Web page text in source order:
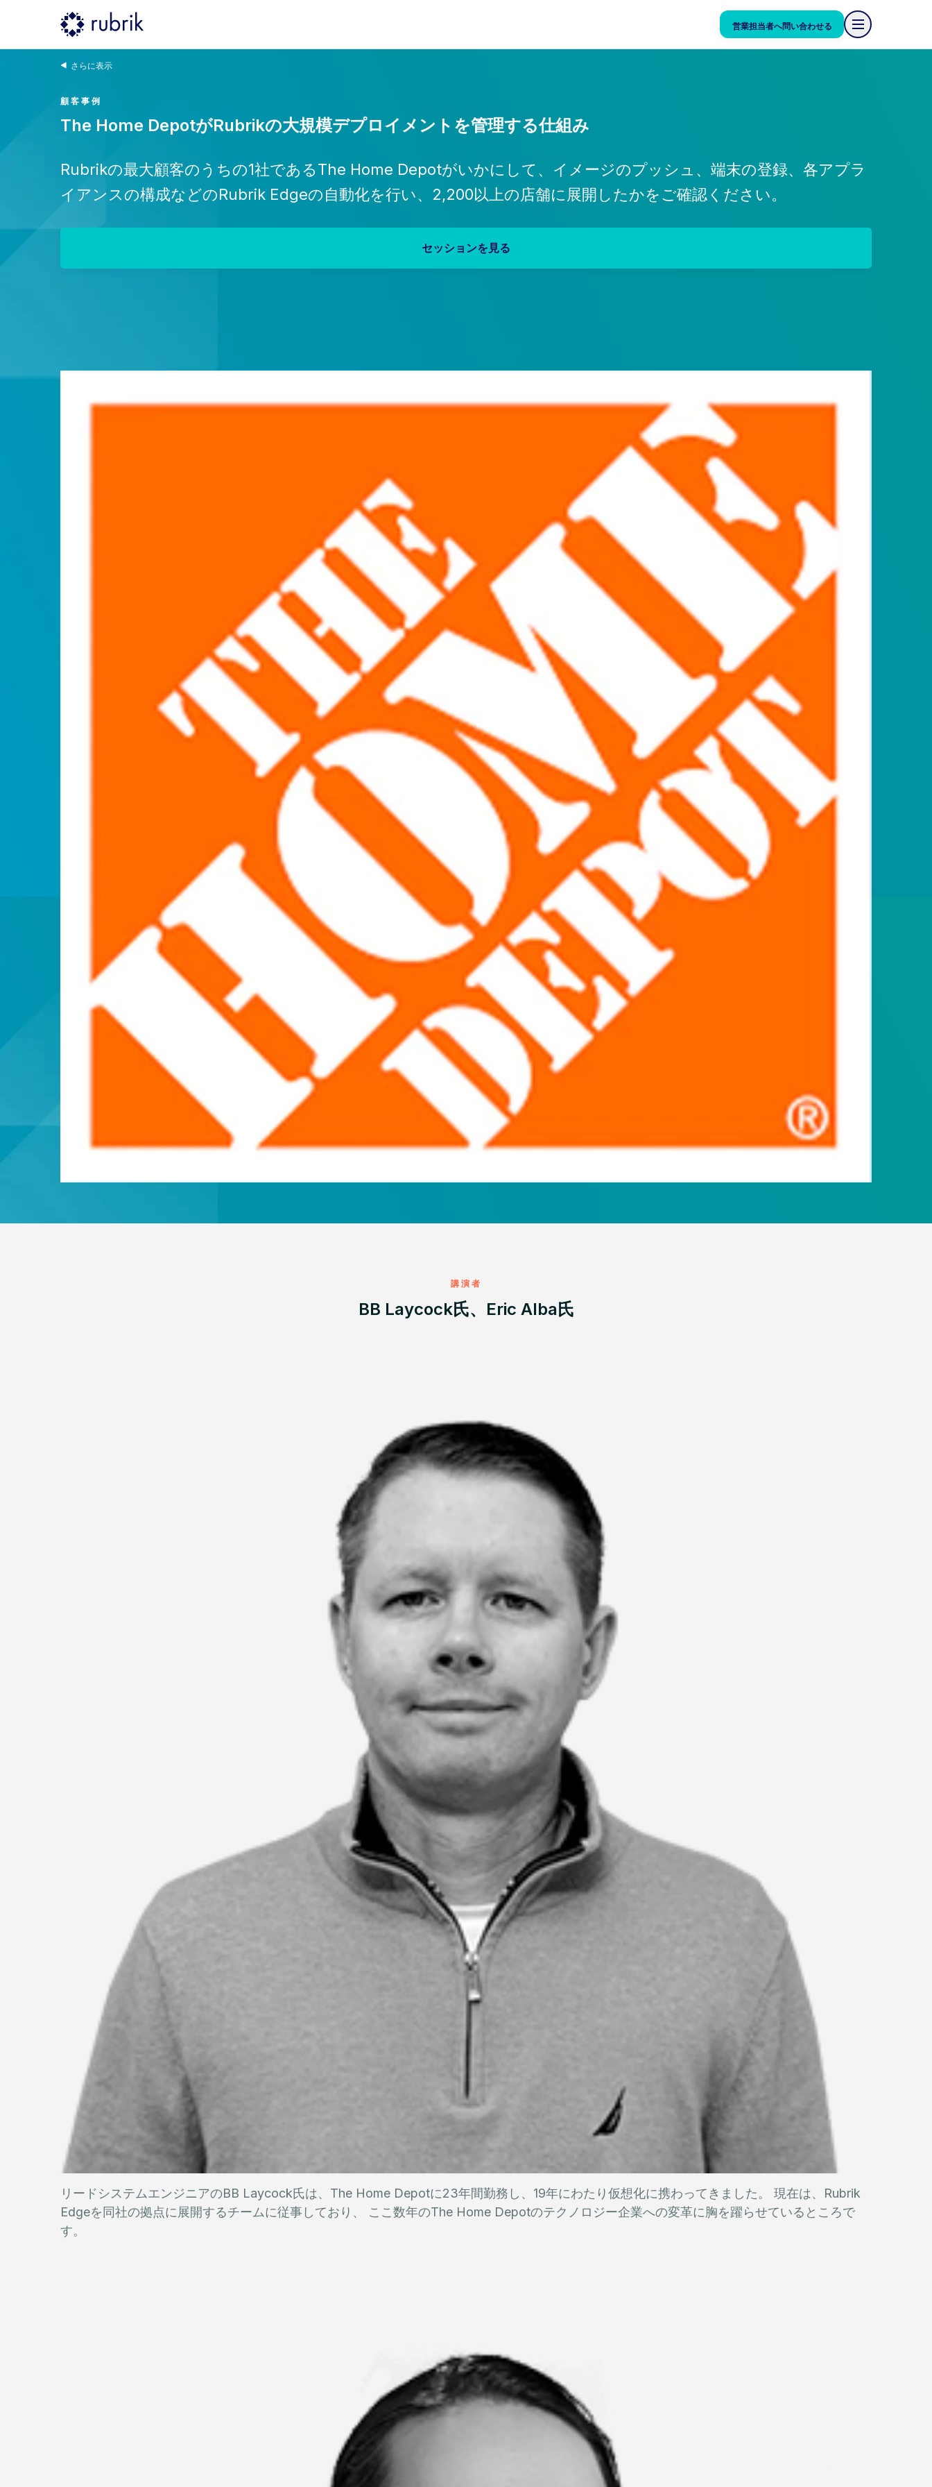
営業担当者へ問い合わせる
さらに表示
顧客事例
The Home DepotがRubrikの大規模デプロイメントを管理する仕組み
Rubrikの最大顧客のうちの1社であるThe Home Depotがいかにして、イメージのプッシュ、端末の登録、各アプラ
イアンスの構成などのRubrik Edgeの自動化を行い、2,200以上の店舗に展開したかをご確認ください。
セッションを見る
講演者
BB Laycock氏、Eric Alba氏
リードシステムエンジニアのBB Laycock氏は、The Home Depotに23年間勤務し、19年にわたり仮想化に携わってきました。 現在は、Rubrik
Edgeを同社の拠点に展開するチームに従事しており、 ここ数年のThe Home Depotのテクノロジー企業への変革に胸を躍らせているところで
す。